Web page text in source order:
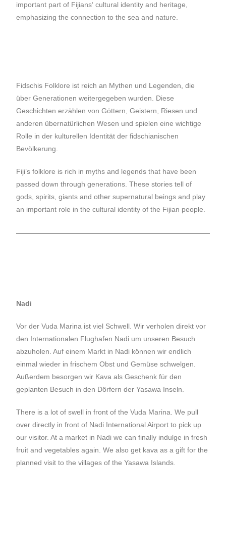
important part of Fijians‘ cultural identity and heritage,
emphasizing the connection to the sea and nature.
Fidschis Folklore ist reich an Mythen und Legenden, die
über Generationen weitergegeben wurden. Diese
Geschichten erzählen von Göttern, Geistern, Riesen und
anderen übernatürlichen Wesen und spielen eine wichtige
Rolle in der kulturellen Identität der fidschianischen
Bevölkerung.
Fiji’s folklore is rich in myths and legends that have been
passed down through generations. These stories tell of
gods, spirits, giants and other supernatural beings and play
an important role in the cultural identity of the Fijian people.
Nadi
Vor der Vuda Marina ist viel Schwell. Wir verholen direkt vor
den Internationalen Flughafen Nadi um unseren Besuch
abzuholen. Auf einem Markt in Nadi können wir endlich
einmal wieder in frischem Obst und Gemüse schwelgen.
Außerdem besorgen wir Kava als Geschenk für den
geplanten Besuch in den Dörfern der Yasawa Inseln.
There is a lot of swell in front of the Vuda Marina. We pull
over directly in front of Nadi International Airport to pick up
our visitor. At a market in Nadi we can finally indulge in fresh
fruit and vegetables again. We also get kava as a gift for the
planned visit to the villages of the Yasawa Islands.